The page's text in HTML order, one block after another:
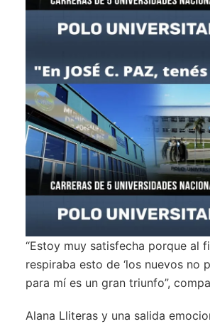
“Estoy muy satisfecha porque al
respiraba esto de ‘los nuevos no
para mí es un gran triunfo”,
Alana Lliteras y una salida